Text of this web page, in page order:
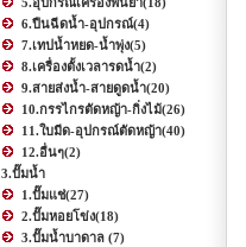
6.ปืนฉีดน้ำ-อุปกรณ์(4)
7.เทปน้ำหยด-น้ำพุ่ง(5)
8.เครื่องตั้งเวลารดน้ำ(2)
9.สายส่งน้ำ-สายดูดน้ำ(20)
10.กรรไกรตัดหญ้า-กิ่งไม้(26)
11.ใบมีด-อุปกรณ์ตัดหญ้า(40)
12.อื่นๆ(2)
3.ปั๊มน้ำ
1.ปั๊มแช่(27)
2.ปั๊มหอยโข่ง(18)
3.ปั๊มน้ำบาดาล (7)